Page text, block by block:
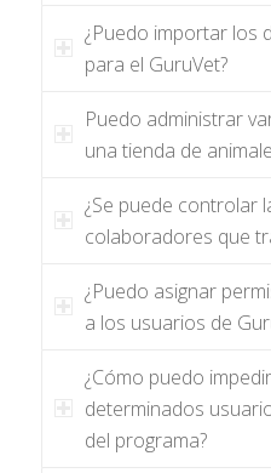
¿Puedo importar los
para el GuruVet?
Puedo administrar
una tienda de
¿Se puede controlar
colaboradores que
¿Puedo asignar
a los usuarios de
¿Cómo puedo
determinados
del programa?